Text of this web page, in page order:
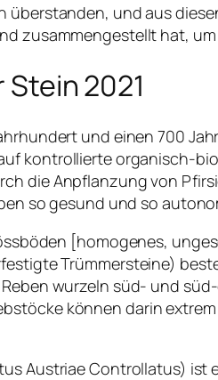
und aus
zusammengestellt hat,
2021
und einen 700
kontrollierte organisch-
die Anpflanzung von
so gesund und so
[homogenes,
Trümmersteine)
wurzeln süd- und
können darin
Austriae Controllatus)